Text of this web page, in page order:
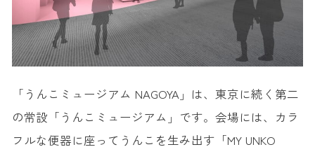
「うんこミュージアム NAGOYA」は、東京に続く第二
の常設「うんこミュージアム」です。会場には、カラ
フルな便器に座ってうんこを生み出す「MY UNKO